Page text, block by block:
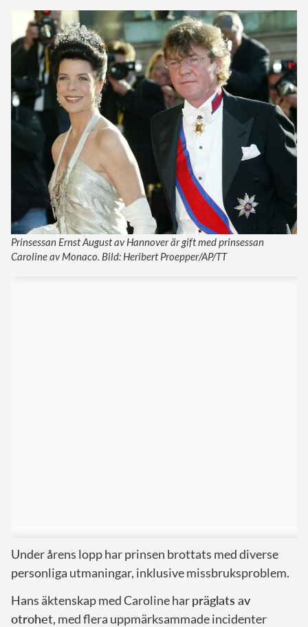
Prinsessan Ernst August av Hannover är gift med prinsessan
Caroline av Monaco. Bild: Heribert Proepper/AP/TT
Under årens lopp har prinsen brottats med diverse
personliga utmaningar, inklusive missbruksproblem.
Hans äktenskap med Caroline harpräglats av
otrohet, med flera uppmärksammade incidenter